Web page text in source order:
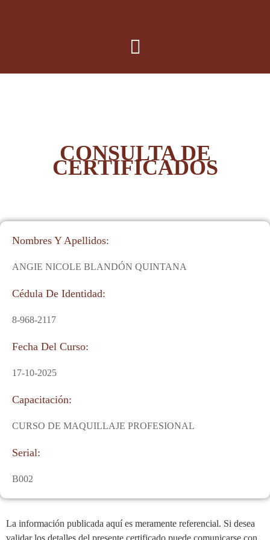
CONSULTA DE
CERTIFICADOS
Nombres Y Apellidos:
ANGIE NICOLE BLANDÓN QUINTANA
Cédula De Identidad:
8-968-2117
Fecha Del Curso:
17-10-2025
Capacitación:
CURSO DE MAQUILLAJE PROFESIONAL
Serial:
B002
La información publicada aquí es meramente referencial. Si desea
validar los detalles del presente certificado puede comunicarse con